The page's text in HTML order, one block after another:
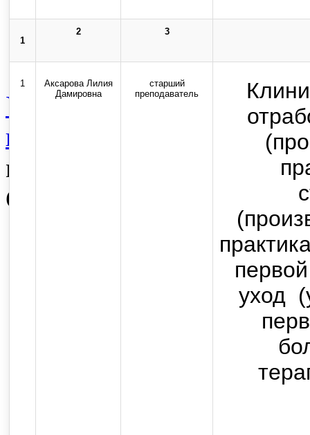
1
2 3
1
Аксарова Лилия
Дамировна
старший
преподаватель
уход
Университет
практические журналы
молодой науки
Состав педагогических
Copyright © 2013-2025
государственного
высшего образования